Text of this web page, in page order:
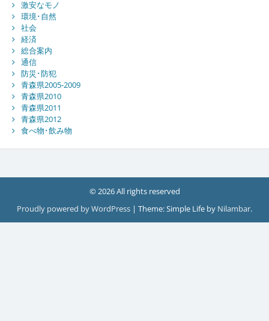
激安なモノ
環境･自然
社会
経済
総合案内
通信
防災･防犯
青森県2005-2009
青森県2010
青森県2011
青森県2012
食べ物･飲み物
© 2026 All rights reserved
Proudly powered by WordPress | Theme: Simple Life by Nilambar.